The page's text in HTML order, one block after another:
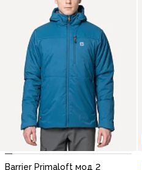
Barrier Primaloft мод 2